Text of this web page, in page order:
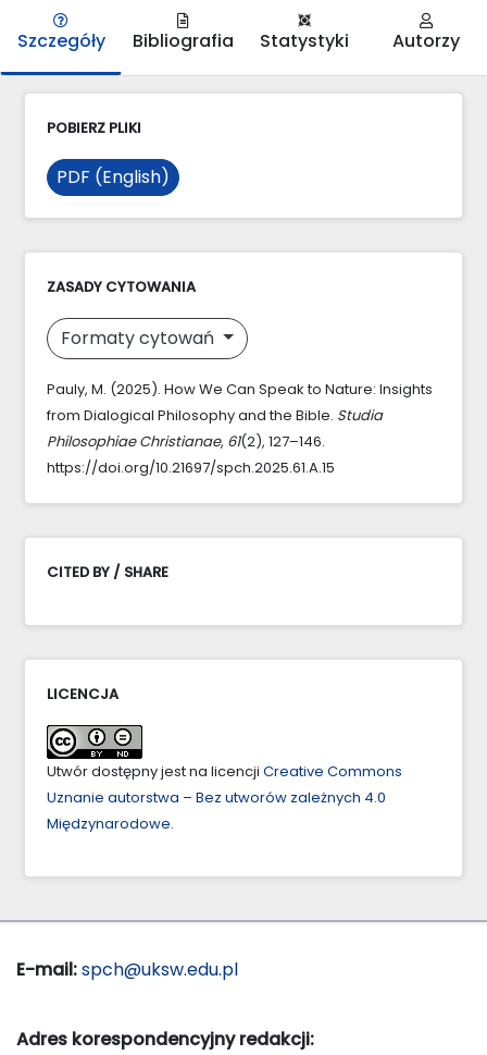
Szczegóły Bibliografia Statystyki Autorzy
POBIERZ PLIKI
PDF (English)
ZASADY CYTOWANIA
Formaty cytowań
Pauly, M. (2025). How We Can Speak to Nature: Insights
from Dialogical Philosophy and the Bible. Studia
Philosophiae Christianae, 61(2), 127–146.
https://doi.org/10.21697/spch.2025.61.A.15
CITED BY / SHARE
LICENCJA
Utwór dostępny jest na licencji Creative Commons
Uznanie autorstwa – Bez utworów zależnych 4.0
Międzynarodowe.
E-mail:spch@uksw.edu.pl
Adres korespondencyjny redakcji: